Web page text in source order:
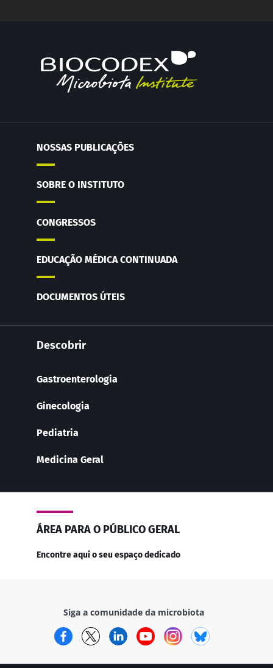
NOSSAS PUBLICAÇÕES
SOBRE O INSTITUTO
CONGRESSOS
EDUCAÇÃO MÉDICA CONTINUADA
DOCUMENTOS ÚTEIS
Descobrir
Gastroenterologia
Ginecologia
Pediatria
Medicina Geral
ÁREA PARA O PÚBLICO GERAL
Encontre aqui o seu espaço dedicado
Siga a comunidade da microbiota
FacebookTwitterLinkedInYouTubeInstagram